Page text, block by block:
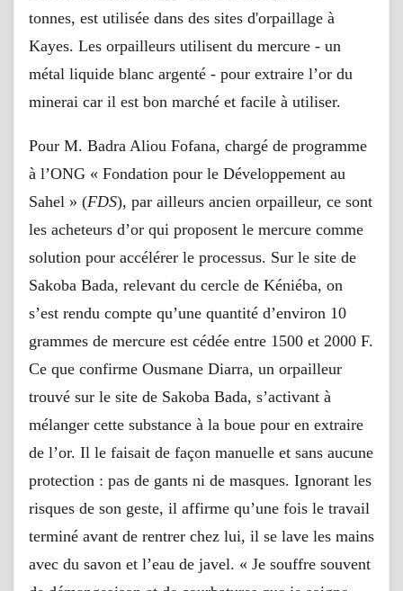
tonnes, est utilisée dans des sites d'orpaillage à
Kayes. Les orpailleurs utilisent du mercure - un
métal liquide blanc argenté - pour extraire l’or du
minerai car il est bon marché et facile à utiliser.
Pour M. Badra Aliou Fofana, chargé de programme
à l’ONG « Fondation pour le Développement au
Sahel » (FDS), par ailleurs ancien orpailleur, ce sont
les acheteurs d’or qui proposent le mercure comme
solution pour accélérer le processus. Sur le site de
Sakoba Bada, relevant du cercle de Kéniéba, on
s’est rendu compte qu’une quantité d’environ 10
grammes de mercure est cédée entre 1500 et 2000 F.
Ce que confirme Ousmane Diarra, un orpailleur
trouvé sur le site de Sakoba Bada, s’activant à
mélanger cette substance à la boue pour en extraire
de l’or. Il le faisait de façon manuelle et sans aucune
protection : pas de gants ni de masques. Ignorant les
risques de son geste, il affirme qu’une fois le travail
terminé avant de rentrer chez lui, il se lave les mains
avec du savon et l’eau de javel. « Je souffre souvent